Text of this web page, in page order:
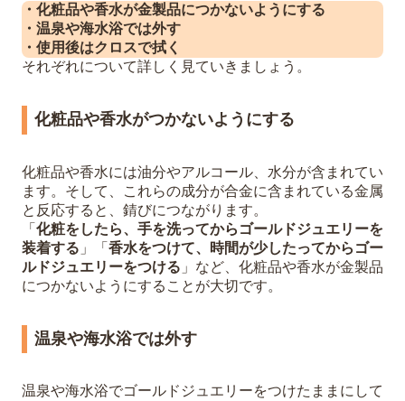
・化粧品や香水が金製品につかないようにする
・温泉や海水浴では外す
・使用後はクロスで拭く
それぞれについて詳しく見ていきましょう。
化粧品や香水がつかないようにする
化粧品や香水には油分やアルコール、水分が含まれてい
ます。そして、これらの成分が合金に含まれている金属
と反応すると、錆びにつながります。
「 化粧をしたら、手を洗ってからゴールドジュエリーを
装着する 」「 香水をつけて、時間が少したってからゴー
ルドジュエリーをつける 」など、化粧品や香水が金製品
につかないようにすることが大切です。
温泉や海水浴では外す
温泉や海水浴でゴールドジュエリーをつけたままにして